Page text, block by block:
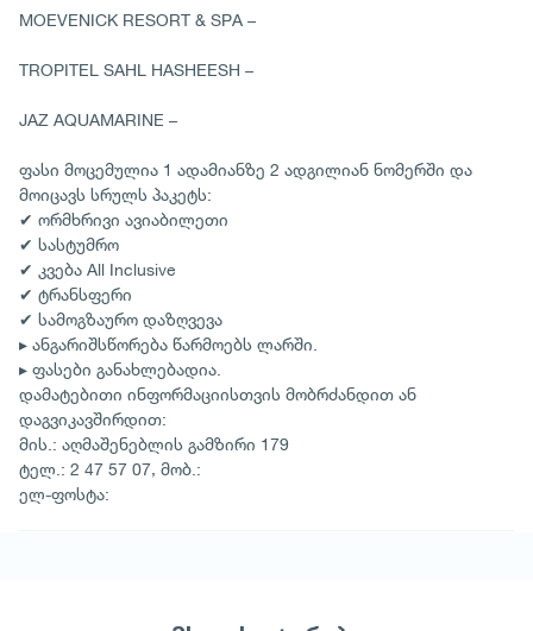
MOEVENICK RESORT & SPA –
TROPITEL SAHL HASHEESH –
JAZ AQUAMARINE –
ფასი მოცემულია 1 ადამიანზე 2 ადგილიან ნომერში და
მოიცავს სრულს პაკეტს:
✔ ორმხრივი ავიაბილეთი
✔ სასტუმრო
✔ კვება All Inclusive
✔ ტრანსფერი
✔ სამოგზაურო დაზღვევა
▸ ანგარიშსწორება წარმოებს ლარში.
▸ ფასები განახლებადია.
დამატებითი ინფორმაციისთვის მობრძანდით ან
დაგვიკავშირდით:
მის.: აღმაშენებლის გამზირი 179
ტელ.: 2 47 57 07, მობ.:
ელ-ფოსტა: